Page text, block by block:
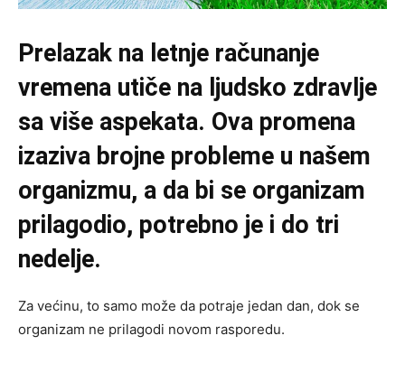
Prelazak na letnje računanje
vremena utiče na ljudsko zdravlje
sa više aspekata. Ova promena
izaziva brojne probleme u našem
organizmu, a da bi se organizam
prilagodio, potrebno je i do tri
nedelje.
Za većinu, to samo može da potraje jedan dan, dok se
organizam ne prilagodi novom rasporedu.